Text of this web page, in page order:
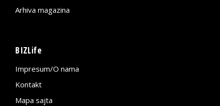
Arhiva magazina
BIZLife
Impresum/O nama
Kontakt
Mapa sajta